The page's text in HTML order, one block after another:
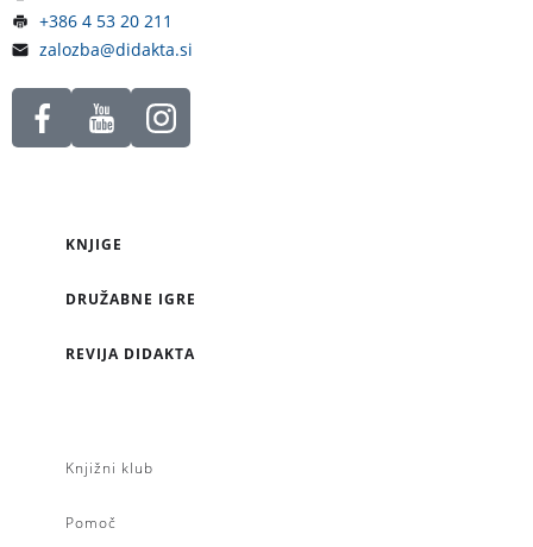
+386 4 53 20 211
zalozba@didakta.si
KNJIGE
DRUŽABNE IGRE
REVIJA DIDAKTA
Knjižni klub
Pomoč